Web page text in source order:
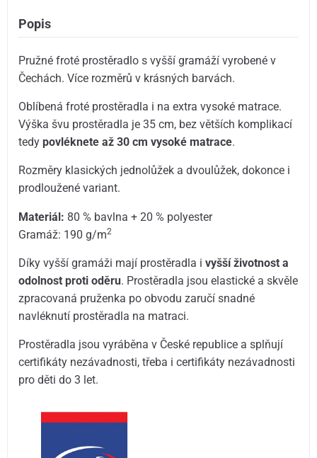
Popis
Pružné froté prostěradlo s vyšší gramáží vyrobené v
Čechách. Více rozměrů v krásných barvách.
Oblíbená froté prostěradla i na extra vysoké matrace.
Výška švu prostěradla je 35 cm, bez větších komplikací
tedypovléknete až 30 cm vysoké matrace.
Rozměry klasických jednolůžek a dvoulůžek, dokonce i
prodloužené variant.
Materiál: 80 % bavlna + 20 % polyester
Gramáž: 190 g/m2
Díky vyšší gramáži mají prostěradla ivyšší životnost a
odolnost proti oděru. Prostěradla jsou elastické a skvěle
zpracovaná pruženka po obvodu zaručí snadné
navléknutí prostěradla na matraci.
Prostěradla jsou vyráběna v České republice a splňují
certifikáty nezávadnosti, třeba i certifikáty nezávadnosti
pro děti do 3 let.